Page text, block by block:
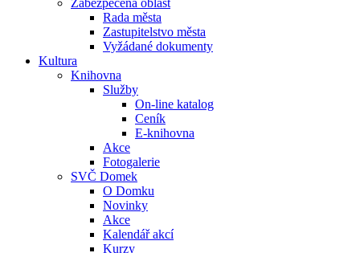
Zabezpečená oblast
Rada města
Zastupitelstvo města
Vyžádané dokumenty
Kultura
Knihovna
Služby
On-line katalog
Ceník
E-knihovna
Akce
Fotogalerie
SVČ Domek
O Domku
Novinky
Akce
Kalendář akcí
Kurzy